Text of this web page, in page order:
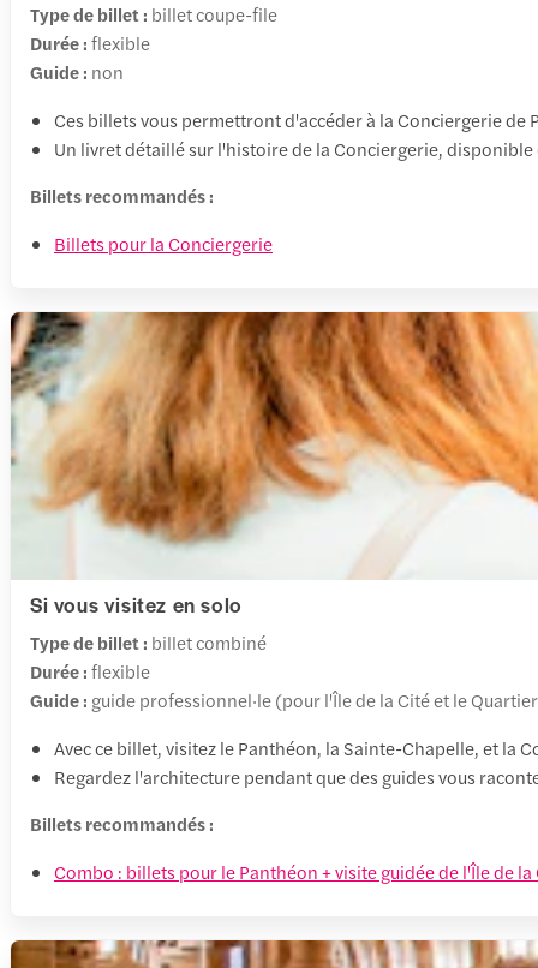
Type de billet : billet coupe-file
Durée :flexible
Guide : non
Ces billets vous permettront d'accéder à la Conciergerie
Un livret détaillé sur l'histoire de la Conciergerie, disponible
Billets recommandés :
Billets pour la Conciergerie
Si vous visitez en solo
Type de billet : billet combiné
Durée :flexible
Guide : guide professionnel·le (pour l'Île de la Cité et le
Avec ce billet, visitez le Panthéon, la Sainte-Chapelle, et la
Regardez l'architecture pendant que des guides vous
Billets recommandés :
Combo : billets pour le Panthéon + visite guidée de l'Île de